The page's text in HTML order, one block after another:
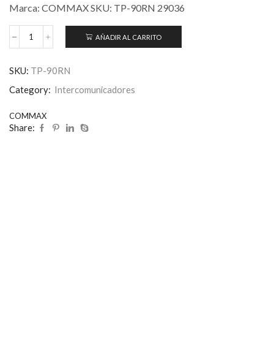
Marca: COMMAX SKU: TP-90RN 29036
AÑADIR AL CARRITO
SKU: TP-90RN
Category: Intercomunicadores
COMMAX
Share: